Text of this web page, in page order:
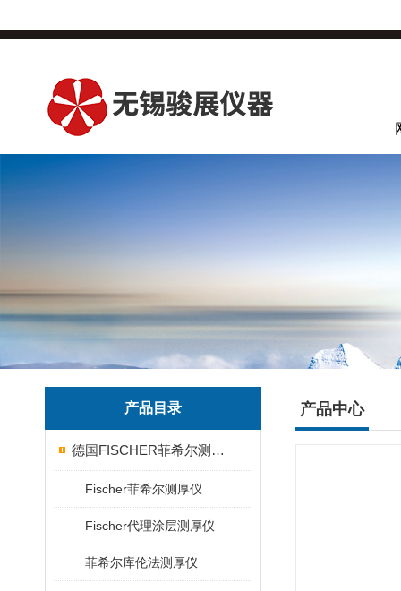
产品目录
德国FISCHER菲希尔测厚仪
Fischer菲希尔测厚仪
Fischer代理涂层测厚仪
菲希尔库伦法测厚仪
产品中心